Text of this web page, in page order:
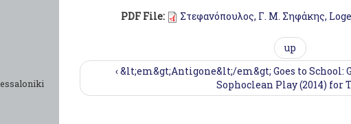
PDF File:
Στεφανόπουλος, Γ. Μ. Σηφάκης,
‹ &lt;em&gt;Antigone&lt;/em&gt; Goes to
Sophoclean Play (2014) for
up